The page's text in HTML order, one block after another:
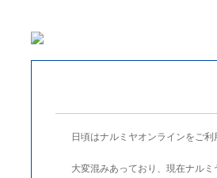
日頃はナルミヤオンラインをご
大変混みあっており、現在ナル